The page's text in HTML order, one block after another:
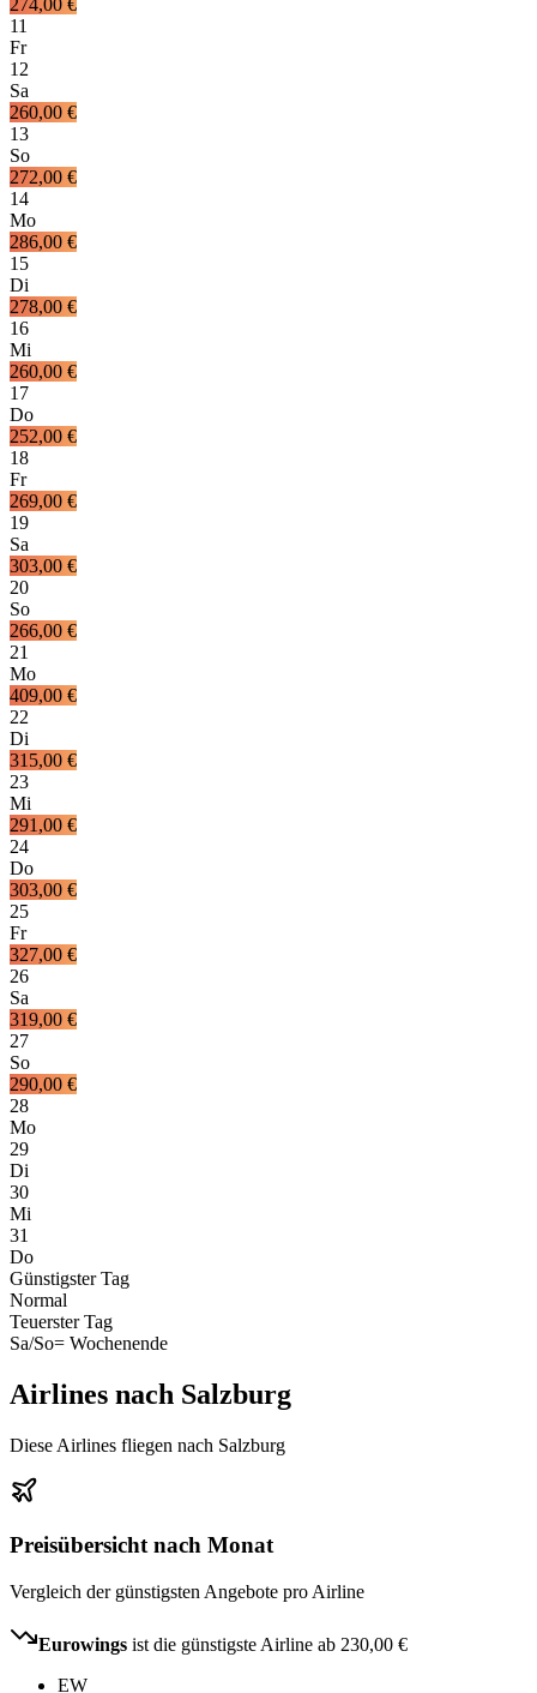
274,00 €
11
Fr
12
Sa
260,00 €
13
So
272,00 €
14
Mo
286,00 €
15
Di
278,00 €
16
Mi
260,00 €
17
Do
252,00 €
18
Fr
269,00 €
19
Sa
303,00 €
20
So
266,00 €
21
Mo
409,00 €
22
Di
315,00 €
23
Mi
291,00 €
24
Do
303,00 €
25
Fr
327,00 €
26
Sa
319,00 €
27
So
290,00 €
28
Mo
29
Di
30
Mi
31
Do
Günstigster Tag
Normal
Teuerster Tag
Sa/So= Wochenende
Airlines nach Salzburg
Diese Airlines fliegen nach Salzburg
Preisübersicht nach Monat
Vergleich der günstigsten Angebote pro Airline
Eurowings ist die günstigste Airline ab 230,00 €
EW